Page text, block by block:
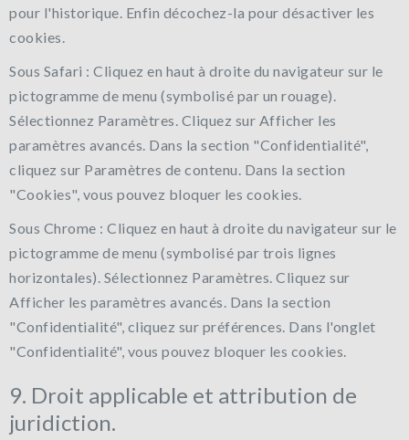
pour l'historique. Enfin décochez-la pour désactiver les
cookies.
Sous Safari : Cliquez en haut à droite du navigateur sur le
pictogramme de menu (symbolisé par un rouage).
Sélectionnez Paramètres. Cliquez sur Afficher les
paramètres avancés. Dans la section "Confidentialité",
cliquez sur Paramètres de contenu. Dans la section
"Cookies", vous pouvez bloquer les cookies.
Sous Chrome : Cliquez en haut à droite du navigateur sur le
pictogramme de menu (symbolisé par trois lignes
horizontales). Sélectionnez Paramètres. Cliquez sur
Afficher les paramètres avancés. Dans la section
"Confidentialité", cliquez sur préférences. Dans l'onglet
"Confidentialité", vous pouvez bloquer les cookies.
9. Droit applicable et attribution de
juridiction.